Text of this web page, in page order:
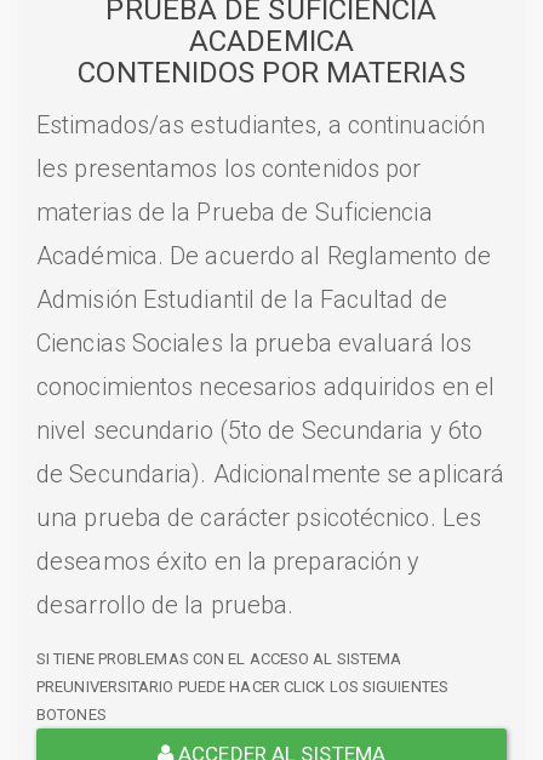
PRUEBA DE SUFICIENCIA
ACADEMICA
CONTENIDOS POR MATERIAS
Estimados/as estudiantes, a continuación
les presentamos los contenidos por
materias de la Prueba de Suficiencia
Académica. De acuerdo al Reglamento de
Admisión Estudiantil de la Facultad de
Ciencias Sociales la prueba evaluará los
conocimientos necesarios adquiridos en el
nivel secundario (5to de Secundaria y 6to
de Secundaria). Adicionalmente se aplicará
una prueba de carácter psicotécnico. Les
deseamos éxito en la preparación y
desarrollo de la prueba.
SI TIENE PROBLEMAS CON EL ACCESO AL SISTEMA
PREUNIVERSITARIO PUEDE HACER CLICK LOS SIGUIENTES
BOTONES
ACCEDER AL SISTEMA